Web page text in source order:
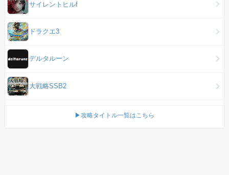
サイレントヒルf
ドラクエ3
デルタルーン
大戦略SSB2
▶攻略タイトル一覧はこちら